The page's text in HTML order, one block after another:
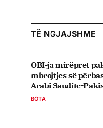
TË NGJAJSHME
OBI-ja mirëpret
mbrojtjes së
Arabi Saudite-
BOTA